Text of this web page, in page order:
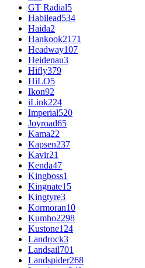
GT Radial5
Habilead534
Haida2
Hankook2171
Headway107
Heidenau3
Hifly379
HiLO5
Ikon92
iLink224
Imperial520
Joyroad65
Kama22
Kapsen237
Kavir21
Kenda47
Kingboss1
Kingnate15
Kingtyre3
Kormoran10
Kumho2298
Kustone124
Landrock3
Landsail701
Landspider268